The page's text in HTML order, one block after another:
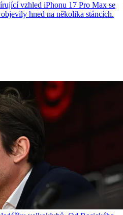
vzhled iPhonu 17 Pro Max se
hned na několika stáncích.